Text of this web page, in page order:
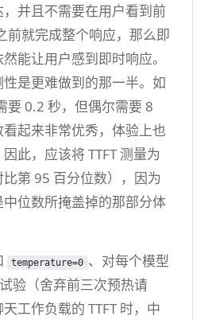
并且不需要在用户看到前
前就完成整个响应，那么即
能让用户感到即时响应。
是更难做到的那一半。如
要 0.2 秒，但偶尔需要 8
起来非常优秀，体验上也
此，应该将 TTFT 测量为
第 95 百分位数），因为
位数所掩盖掉的那部分体
temperature=0 、对每个模型
验（舍弃前三次预热请
工作负载的 TTFT 时，中